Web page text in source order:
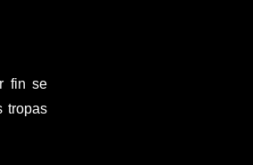
fin se
tropas